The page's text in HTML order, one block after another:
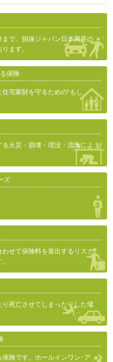
で、損保ジャパン日本興亜の
ます。
保険
宅家財を守るための“もし
火災・損壊・埋没・流出によ
ズ
せて保険料を算出するリスク
死亡させてしまったりした場
険です。ホールインワン･ア